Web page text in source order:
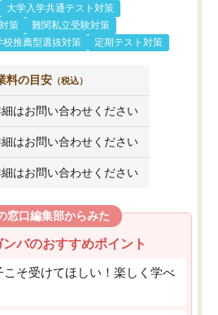
大学入学共通テスト対策
策
難関私立受験対策
校推薦型選抜対策
定期テスト対策
料の目安 （税込）
はお問い合わせください
はお問い合わせください
はお問い合わせください
窓口編集部からみた
バのおすすめポイント
こそ受けてほしい！楽しく学べ